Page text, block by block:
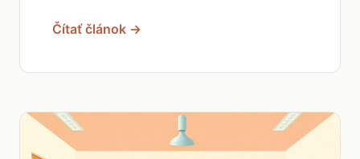
Čítať článok →